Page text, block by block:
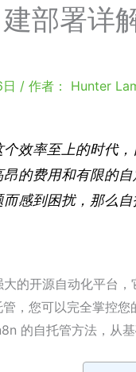
部署详
/ 作者： Hunter
个效率至上的时代
昂的费用和有限的
而感到困扰，那么
的开源自动化平台
，您可以完全掌控
的自托管方法，从